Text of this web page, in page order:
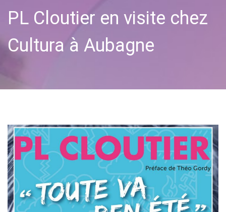
PL Cloutier en visite chez
Cultura à Aubagne